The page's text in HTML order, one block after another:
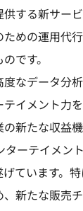
する新サー
めの運用代
です。
なデータ分
テイメント力
新たな収益
ーテイメン
ています。
新たな販売